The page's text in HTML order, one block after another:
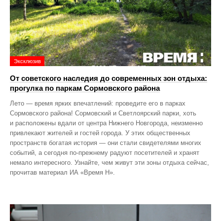
Эксклюзив
От советского наследия до современных зон отдыха:
прогулка по паркам Сормовского района
Лето — время ярких впечатлений: проведите его в парках
Сормовского района! Сормовский и Светлоярский парки, хоть
и расположены вдали от центра Нижнего Новгорода, неизменно
привлекают жителей и гостей города. У этих общественных
пространств богатая история — они стали свидетелями многих
событий, а сегодня по‑прежнему радуют посетителей и хранят
немало интересного. Узнайте, чем живут эти зоны отдыха сейчас,
прочитав материал ИА «Время Н».